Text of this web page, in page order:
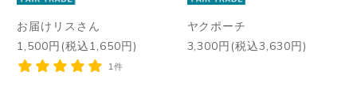
お届けリスさん
1,500円(税込1,650円)
1件
ヤクポーチ
3,300円(税込3,630円)